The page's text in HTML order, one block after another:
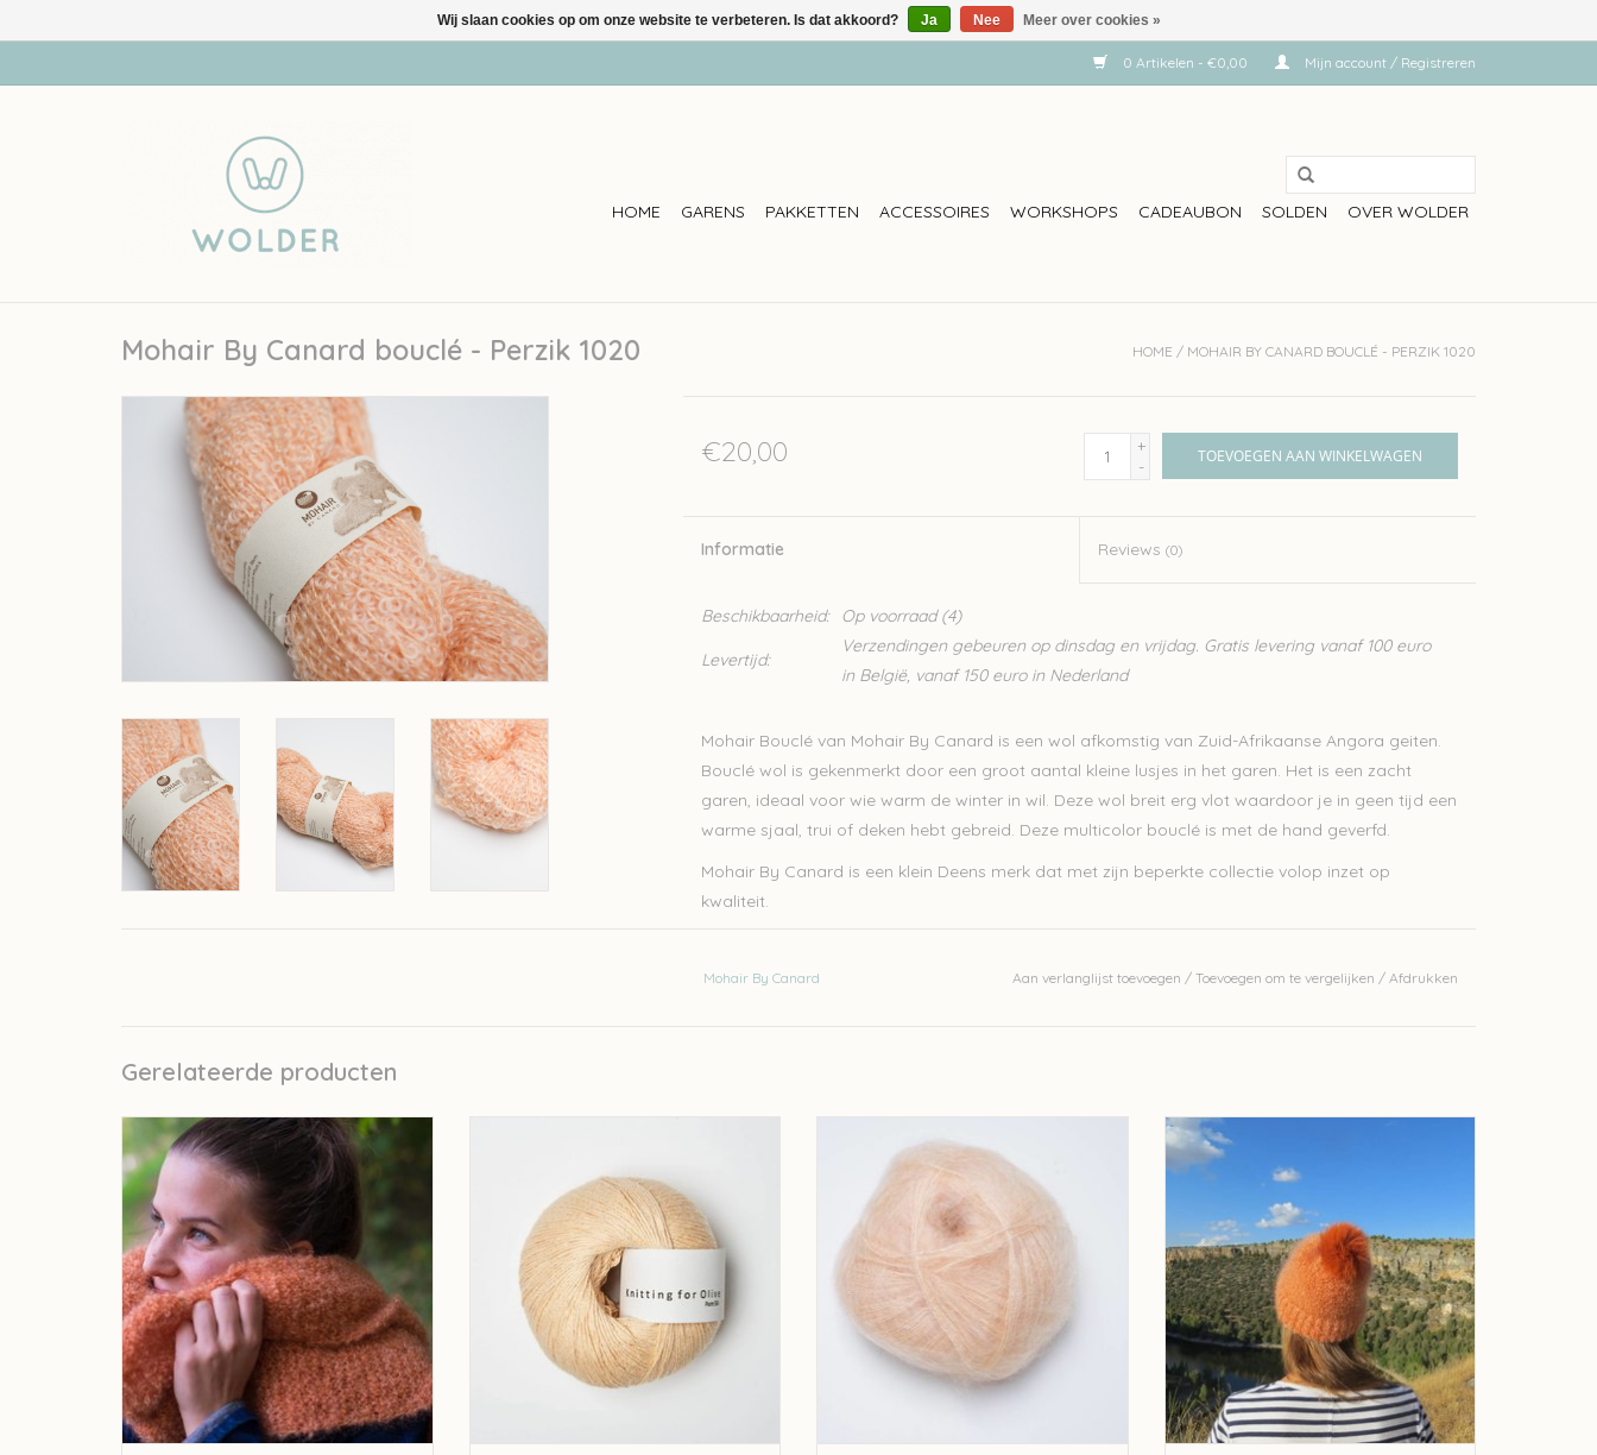
0 Artikelen - €0,00 Mijn account / Registreren
HOME GARENS PAKKETTEN ACCESSOIRES WORKSHOPS CADEAUBON SOLDEN OVER WOLDER
Mohair By Canard bouclé - Perzik 1020 HOME / MOHAIR BY CANARD BOUCLÉ - PERZIK 1020
€20,00
+
-
TOEVOEGEN AAN WINKELWAGEN
Informatie Reviews(0)
Beschikbaarheid: Op voorraad(4)
Levertijd:
Verzendingen gebeuren op dinsdag en vrijdag. Gratis levering vanaf 100 euro
in België, vanaf 150 euro in Nederland
Mohair Bouclé van Mohair By Canard is een wol afkomstig van Zuid-Afrikaanse Angora geiten.
Bouclé wol is gekenmerkt door een groot aantal kleine lusjes in het garen. Het is een zacht
garen, ideaal voor wie warm de winter in wil. Deze wol breit erg vlot waardoor je in geen tijd een
warme sjaal, trui of deken hebt gebreid. Deze multicolor bouclé is met de hand geverfd.
Mohair By Canard is een klein Deens merk dat met zijn beperkte collectie volop inzet op
kwaliteit.
100g – 170 m
Mohair By Canard Aan verlanglijst toevoegen / Toevoegen om te vergelijken / Afdrukken
Gerelateerde producten
Mohair By Canard Fluffy Sjaal breipakket
TOEVOEGEN AAN WINKELWAGEN TOEVOEGEN AAN WINKELWAGEN
Mohair - Perzik 3020
TOEVOEGEN AAN WINKELWAGEN
Mohair By Canard Fluffy muts pakket
TOEVOEGEN AAN WINKELWAGEN
Wij slaan cookies op om onze website te verbeteren. Is dat akkoord? Ja Nee Meer over cookies »